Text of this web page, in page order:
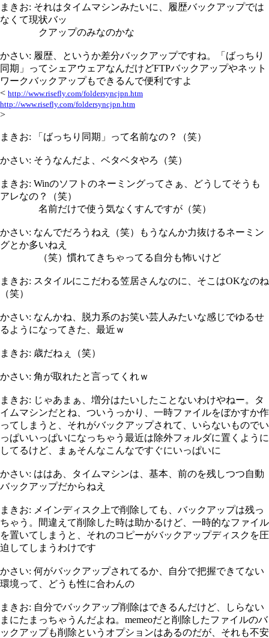
まきお: それはタイムマシンみたいに、履歴バックアップでは
なくて現状バッ
クアップのみなのかな
かさい: 履歴、というか差分バックアップですね。「ばっちり
同期」ってシェアウェアなんだけどFTPバックアップやネット
ワークバックアップもできるんで便利ですよ
< http://www.risefly.com/foldersyncjpn.htm
http://www.risefly.com/foldersyncjpn.htm
>
まきお: 「ばっちり同期」って名前なの？（笑）
かさい: そうなんだよ、ベタベタやろ（笑）
まきお: Winのソフトのネーミングってさぁ、どうしてそうも
アレなの？（笑）
名前だけで使う気なくすんですが（笑）
かさい: なんでだろうねえ（笑）もうなんか力抜けるネーミン
グとか多いねえ
（笑）慣れてきちゃってる自分も怖いけど
まきお: スタイルにこだわる笠居さんなのに、そこはOKなのね
（笑）
かさい: なんかね、脱力系のお笑い芸人みたいな感じでゆるせ
るようになってきた、最近ｗ
まきお: 歳だねぇ（笑）
かさい: 角が取れたと言ってくれｗ
まきお: じゃあまぁ、増分はたいしたことないわけやねー。タ
イムマシンだとね、ついうっかり、一時ファイルをぼかすか作
ってしまうと、それがバックアップされて、いらないものでい
っぱいいっぱいになっちゃう最近は除外フォルダに置くように
してるけど、まぁそんなこんなですぐにいっぱいに
かさい: ははあ、タイムマシンは、基本、前のを残しつつ自動
バックアップだからねえ
まきお: メインディスク上で削除しても、バックアップは残っ
ちゃう。間違えて削除した時は助かるけど、一時的なファイル
を置いてしまうと、それのコピーがバックアップディスクを圧
迫してしまうわけです
かさい: 何がバックアップされてるか、自分で把握できてない
環境って、どうも性に合わんの
まきお: 自分でバックアップ削除はできるんだけど、しらない
まにたまっちゃうんだよね。memeoだと削除したファイルのバ
ックアップも削除というオプションはあるのだが、それも不安